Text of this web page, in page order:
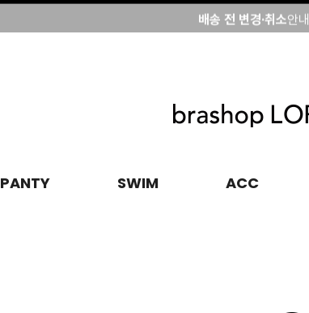
배송 전 변경·취소안내
PANTY SWIM ACC